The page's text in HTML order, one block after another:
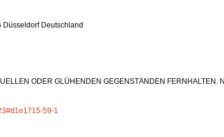
Deutschland
ODER GLÜHENDEN GEGENSTÄNDEN FERNHALTEN.
59-1